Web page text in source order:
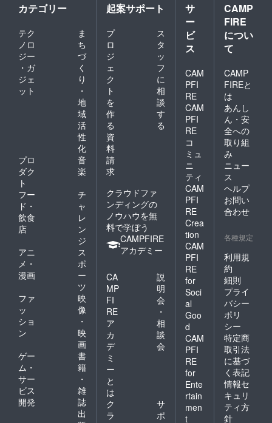
カテゴリー
テク
ノロ
ジー
・ガ
ジェ
ット
ま
ち
づ
く
り
・
地
域
活
性
化
プロ
ダク
ト
音
楽
フー
ド・
飲食
店
チ
ャ
レ
ン
ジ
アニ
メ・
漫画
ス
ポ
ー
ツ
ファ
ッ
ショ
ン
映
像
・
映
画
ゲー
ム・
サー
ビス
開発
書
籍
・
雑
誌
出
起案サポート
プ
ロ
ジ
ェ
ク
ト
を
作
る
ス
タ
ッ
フ
に
相
談
す
る
資
料
請
求
クラウドファ
ンディングの
ノウハウを無
料で学ぼう
CAMPFIRE
アカデミー
CA
MP
FI
RE
ア
カ
デ
ミ
ー
と
は
説
明
会
・
相
談
会
ク
ラ
サ
ポ
サ
ー
ビ
ス
CAM
PFI
RE
CAM
PFI
RE
コ
ミュ
ニ
ティ
CAM
PFI
RE
Crea
tion
CAM
PFI
RE
for
Soci
al
Goo
d
CAM
PFI
RE
for
Ente
rtain
men
t
CAMP
FIRE
につい
て
CAMP
FIREと
は
あんし
ん・安
全への
取り組
み
ニュー
ス
ヘルプ
お問い
合わせ
各種規定
利用規
約
細則
プライ
バシー
ポリ
シー
特定商
取引法
に基づ
く表記
情報セ
キュリ
ティ方
針